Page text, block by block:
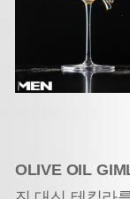
OLIVE OIL